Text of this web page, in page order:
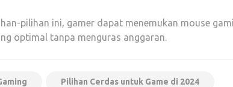
pilihan ini, gamer dapat menemukan mouse
optimal tanpa menguras anggaran.
Pilihan Cerdas untuk Game di 2024